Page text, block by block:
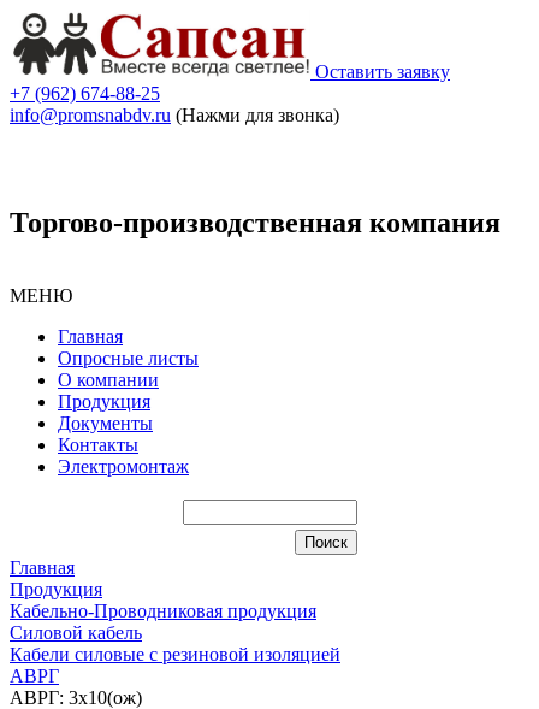
Оставить заявку
+7 (962) 674-88-25
info@promsnabdv.ru (Нажми для звонка)
Торгово-производственная компания
МЕНЮ
Главная
Опросные листы
О компании
Продукция
Документы
Контакты
Электромонтаж
Главная
Продукция
Кабельно-Проводниковая продукция
Силовой кабель
Кабели силовые с резиновой изоляцией
АВРГ
АВРГ: 3х10(ож)